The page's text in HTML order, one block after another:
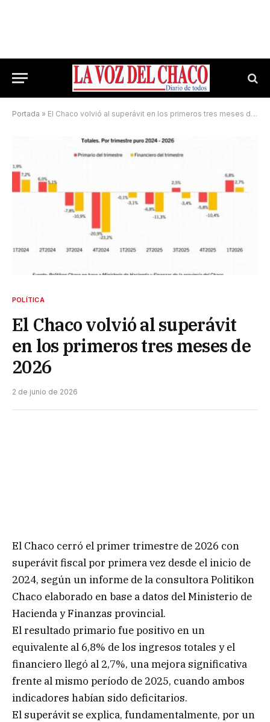
Portada » El Chaco volvió al superávit en los primeros tres meses de 2026
POLÍTICA
El Chaco volvió al superávit
en los primeros tres meses de
2026
2 de junio de 2026
El Chaco cerró el primer trimestre de 2026 con
superávit fiscal por primera vez desde el inicio de
2024, según un informe de la consultora Politikon
Chaco elaborado en base a datos del Ministerio de
Hacienda y Finanzas provincial.
El resultado primario fue positivo en un
equivalente al 6,8% de los ingresos totales y el
financiero llegó al 2,7%, una mejora significativa
frente al mismo período de 2025, cuando ambos
indicadores habían sido deficitarios.
El superávit se explica, fundamentalmente, por un